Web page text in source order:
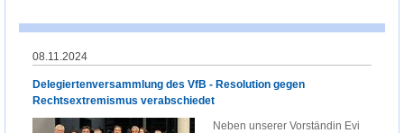
08.11.2024
Delegiertenversammlung des VfB - Resolution gegen
Rechtsextremismus verabschiedet
Neben unserer Vorständin Evi